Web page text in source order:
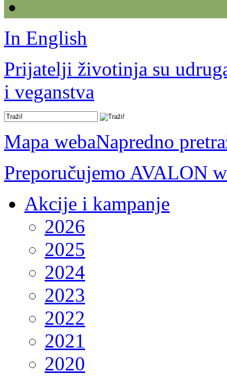
In English
Prijatelji životinja su
i veganstva
Mapa webaNapredno
Preporučujemo AVALON
Akcije i kampanje
2026
2025
2024
2023
2022
2021
2020